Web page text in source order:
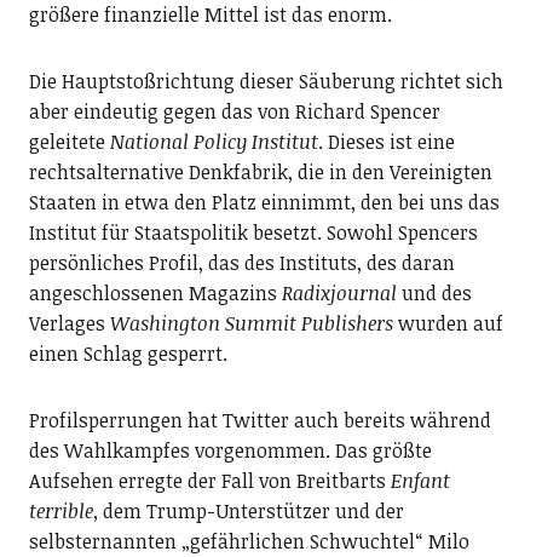
größere finanzielle Mittel ist das enorm.
Die Hauptstoßrichtung dieser Säuberung richtet sich
aber eindeutig gegen das von Richard Spencer
geleiteteNational Policy Institut. Dieses ist eine
rechtsalternative Denkfabrik, die in den Vereinigten
Staaten in etwa den Platz einnimmt, den bei uns das
Institut für Staatspolitik besetzt. Sowohl Spencers
persönliches Profil, das des Instituts, des daran
angeschlossenen Magazins Radixjournal und des
Verlages Washington Summit Publisherswurden auf
einen Schlag gesperrt.
Profilsperrungen hat Twitter auch bereits während
des Wahlkampfes vorgenommen. Das größte
Aufsehen erregte der Fall von Breitbarts Enfant
terrible, dem Trump-Unterstützer und der
selbsternannten „gefährlichen Schwuchtel“ Milo